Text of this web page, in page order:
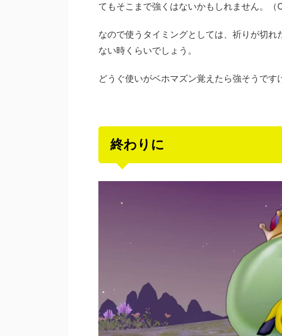
てもそこまで強くはないかもしれません。（
なので使うタイミングとしては、祈りが切
ない時くらいでしょう。
どうぐ使いがベホマズン覚えたら強そうです
終わりに